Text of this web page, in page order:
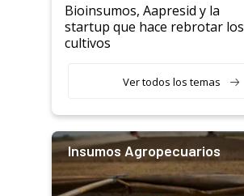
Bioinsumos, Aapresid y la
startup que hace rebrotar los
cultivos
Ver todos los temas
Insumos Agropecuarios